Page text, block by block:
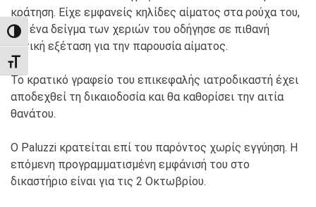
TOGGLE HIGH CONTRAST
TOGGLE FONT SIZE
κράτηση. Είχε εμφανείς κηλίδες αίματος στα ρούχα του,
και ένα δείγμα των χεριών του οδήγησε σε πιθανή
θετική εξέταση για την παρουσία αίματος.
Το κρατικό γραφείο του επικεφαλής ιατροδικαστή έχει
αποδεχθεί τη δικαιοδοσία και θα καθορίσει την αιτία
θανάτου.
Ο Paluzzi κρατείται επί του παρόντος χωρίς εγγύηση. Η
επόμενη προγραμματισμένη εμφάνισή του στο
δικαστήριο είναι για τις 2 Οκτωβρίου.